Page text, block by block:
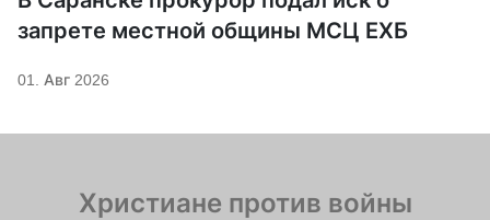
запрете местной общины МСЦ ЕХБ
01. Авг 2026
Христиане против войны